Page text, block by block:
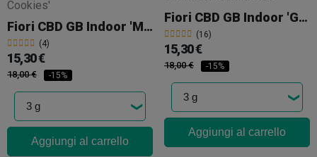
Fiori CBD GB Indoor 'Miracle Alien Cookies'
(4)
15,30 €
18,00 € -15%
Aggiungi al carrello
Fiori CBD GB Indoor 'Gorilla Glue'
(16)
15,30 €
18,00 € -15%
Aggiungi al carrello